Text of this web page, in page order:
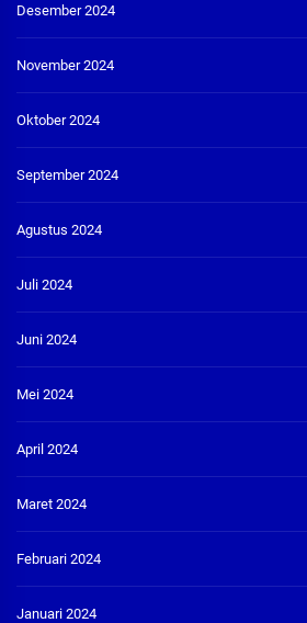
Desember 2024
November 2024
Oktober 2024
September 2024
Agustus 2024
Juli 2024
Juni 2024
Mei 2024
April 2024
Maret 2024
Februari 2024
Januari 2024